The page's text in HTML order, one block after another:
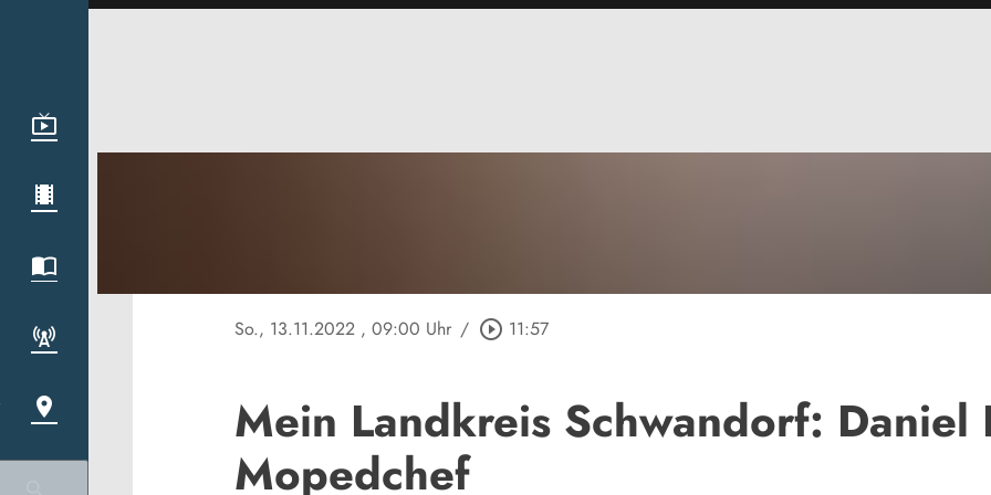
So., 13.11.2022 , 09:00 Uhr / play_circle_outline 11:57
Mein Landkreis Schwandorf: Daniel
Mopedchef